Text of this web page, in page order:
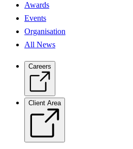
Awards
Events
Organisation
All News
Careers
Client Area